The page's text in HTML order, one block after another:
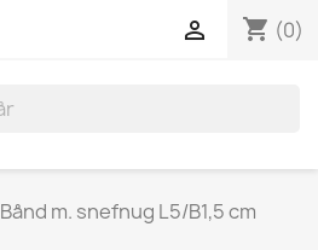
shopping_cart (0)

Bånd m. snefnug L5/B1,5 cm